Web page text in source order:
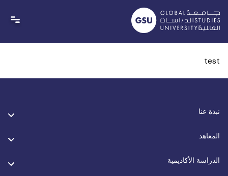
content
test
نبذة عنا
المعاهد
الدراسة الأكاديمية